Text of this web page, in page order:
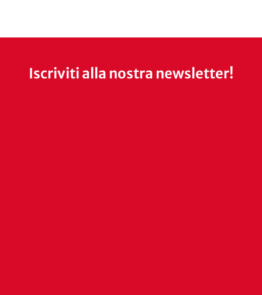
Iscriviti alla nostra newsletter!